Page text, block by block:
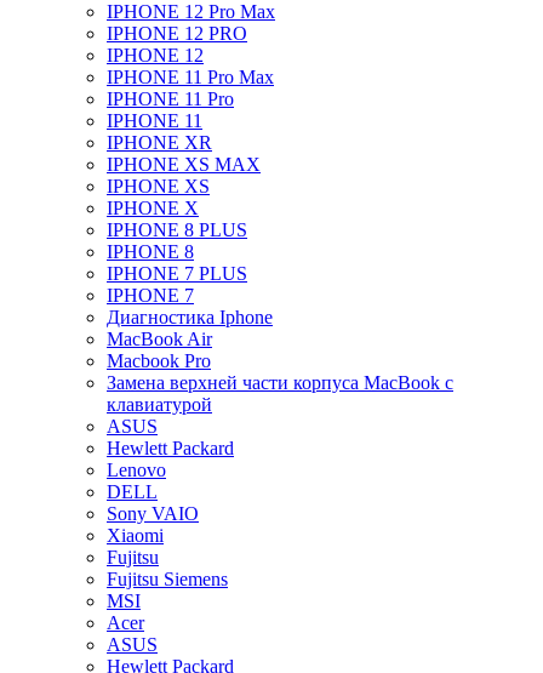
IPHONE 12 Pro Max
IPHONE 12 PRO
IPHONE 12
IPHONE 11 Pro Max
IPHONE 11 Pro
IPHONE 11
IPHONE XR
IPHONE XS MAX
IPHONE XS
IPHONE X
IPHONE 8 PLUS
IPHONE 8
IPHONE 7 PLUS
IPHONE 7
Диагностика Iphone
MacBook Air
Macbook Pro
Замена верхней части корпуса MacBook с
клавиатурой
ASUS
Hewlett Packard
Lenovo
DELL
Sony VAIO
Xiaomi
Fujitsu
Fujitsu Siemens
MSI
Acer
ASUS
Hewlett Packard